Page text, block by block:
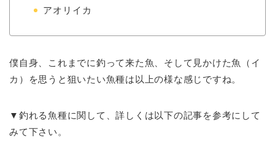
アオリイカ
僕自身、これまでに釣って来た魚、そして見かけた魚（イ
カ）を思うと狙いたい魚種は以上の様な感じですね。
▼釣れる魚種に関して、詳しくは以下の記事を参考にして
みて下さい。